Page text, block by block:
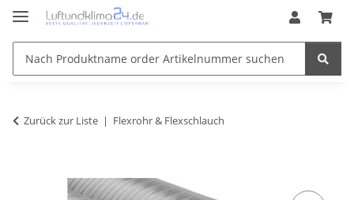
Zurück zur Liste Flexrohr & Flexschlauch